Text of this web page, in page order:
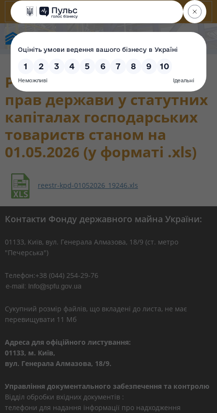
Реєстр корпоративних
прав держави у статутних
капіталах господарських
товариств станом на
01.05.2026 (у форматі .xls)
reestr-kpd-01052026_19246.xls
Контакти Фонду державного майна України:
01133, Kиїв, вул. Генерала Алмазова, 18/9 (ст. метро
"Печерська")
Телефон:+38 (044) 254-29-76
Сукупний розмір файлів, що вкладені до листа, не має
перевищувати 11 Мб
Адреса для офіційного листування:
01133, м. Київ,
вул. Генерала Алмазова, 18/9.
Управління документального забезпечення та контролю
Відділ обробки вхідних документів :
телефони для надання інформації про надходження